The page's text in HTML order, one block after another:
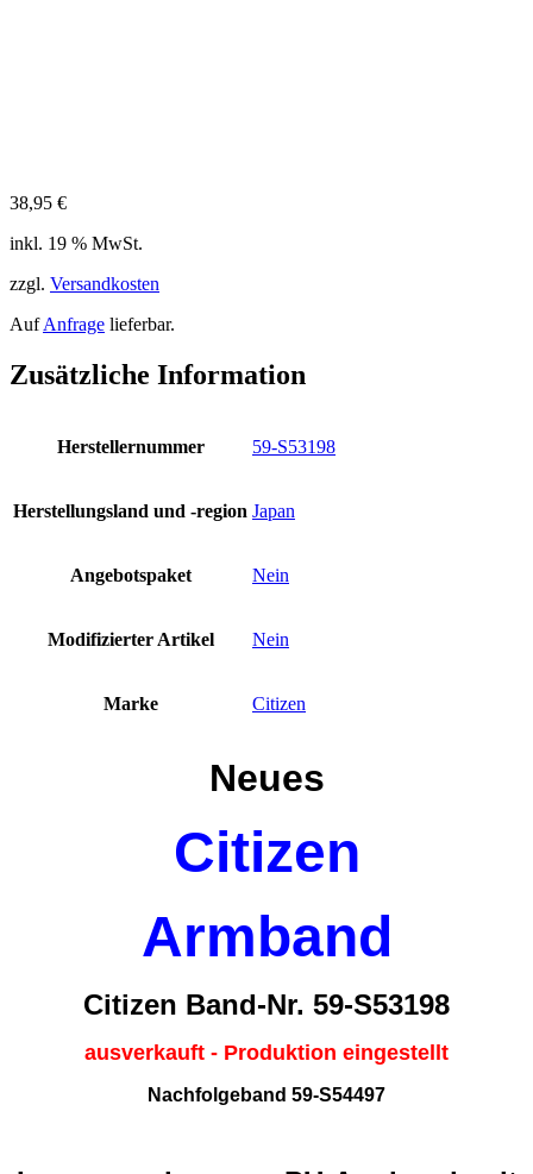
38,95 €
inkl. 19 % MwSt.
zzgl. Versandkosten
AufAnfrage lieferbar.
Zusätzliche Information
Herstellernummer 59-S53198
Herstellungsland und -region Japan
Angebotspaket Nein
Modifizierter Artikel Nein
Marke Citizen
Neues
Citizen
Armband
Citizen Band-Nr. 59-S53198
ausverkauft - Produktion eingestellt
Nachfolgeband 59-S54497